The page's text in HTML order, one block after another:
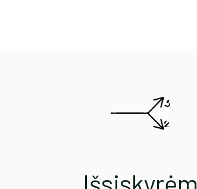
Išsiskyrėm